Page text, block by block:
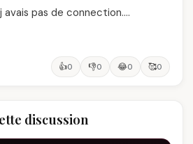
avais pas de connection….
👍0 👎0 😂0 🥰0
discussion